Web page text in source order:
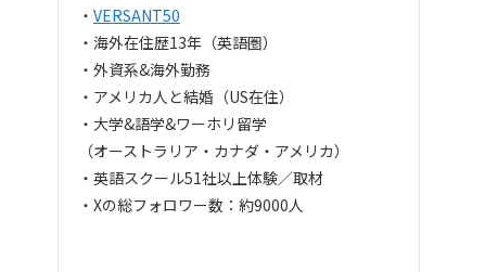
・ VERSANT50
・海外在住歴13年（英語圏）
・外資系&海外勤務
・アメリカ人と結婚（US在住）
・大学&語学&ワーホリ留学
（オーストラリア・カナダ・アメリカ）
・英語スクール51社以上体験／取材
・Xの総フォロワー数：約9000人